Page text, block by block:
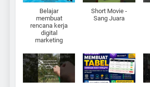
Belajar
membuat
rencana kerja
digital
marketing
Short Movie -
Sang Juara